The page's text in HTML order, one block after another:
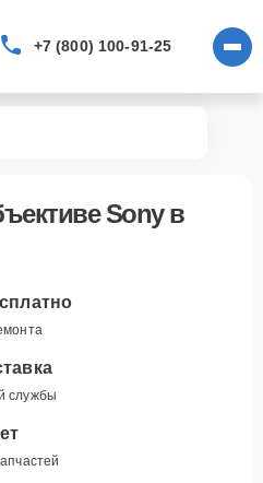
+7 (800) 100-91-25
Sony в
службы